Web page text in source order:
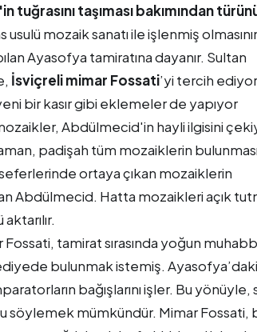
tuğrasını taşıması bakımından
usulü mozaik sanatı ile işlenmiş
Ayasofya tamiratına dayanır. Sultan
İsviçreli mimar Fossati’yi tercih
bir kasır gibi eklemeler de yapıyor
Abdülmecid'in hayli ilgisini
padişah tüm mozaiklerin
ortaya çıkan mozaiklerin
Abdülmecid. Hatta mozaikleri açık
tamirat sırasında yoğun
bulunmak istemiş. Ayasofya’daki
bağışlarını işler. Bu yönüyle,
mümkündür. Mimar Fossati,